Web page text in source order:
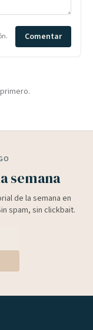
Comentar
semana
de la semana en
spam, sin clickbait.